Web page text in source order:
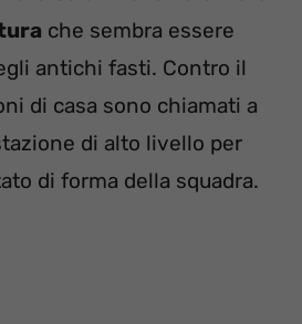
che sembra essere
antichi fasti. Contro il
di casa sono chiamati a
di alto livello per
di forma della squadra.